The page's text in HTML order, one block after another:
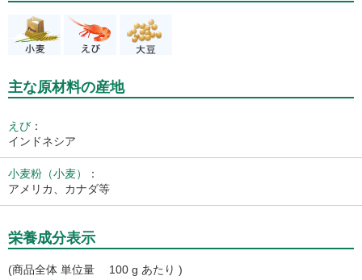
主な原材料の産地
えび ：
インドネシア
小麦粉（小麦）
：
アメリカ、カナダ等
栄養成分表示
(商品全体 単位量 100 g あたり )